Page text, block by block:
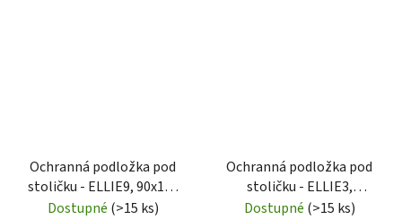
Ochranná podložka pod
stoličku - ELLIE9, 90x120
cm, 1,8 mm
Dostupné (>15 ks)
Ochranná podložka pod
stoličku - ELLIE3,
140x100 cm, 0,5 mm
Dostupné (>15 ks)